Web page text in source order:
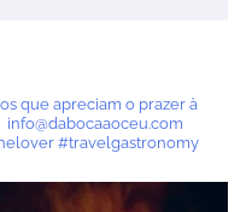
que apreciam o prazer à
info@dabocaaoceu.com
#travelgastronomy